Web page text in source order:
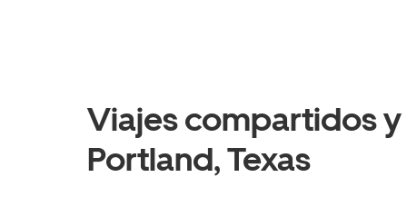
Viajes compartidos
Portland, Texas